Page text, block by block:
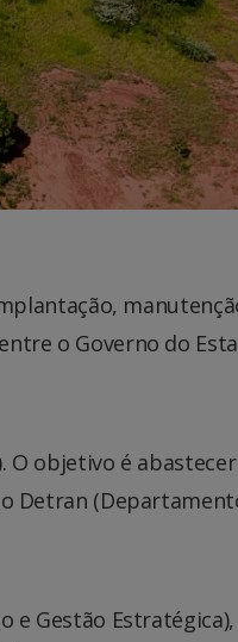
o Governo do
O objetivo é
Detran
e Gestão